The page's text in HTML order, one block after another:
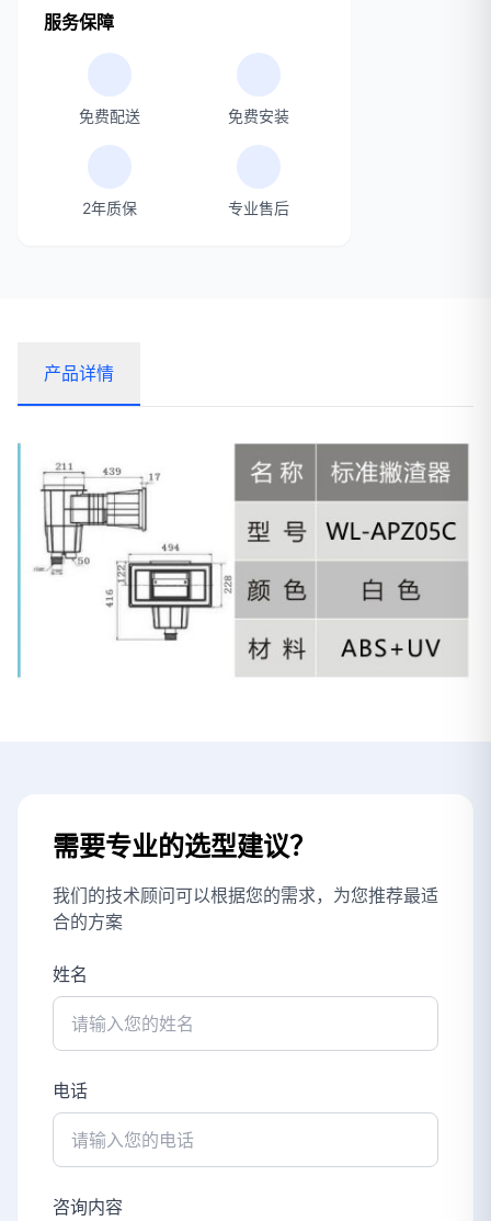
服务保障
免费配送 免费安装
2年质保 专业售后
产品详情
需要专业的选型建议？
我们的技术顾问可以根据您的需求，为您推荐最适
合的方案
姓名
电话
咨询内容